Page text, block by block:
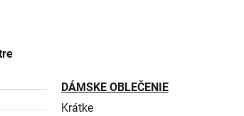
DÁMSKE OBLEČENIE
Krátke